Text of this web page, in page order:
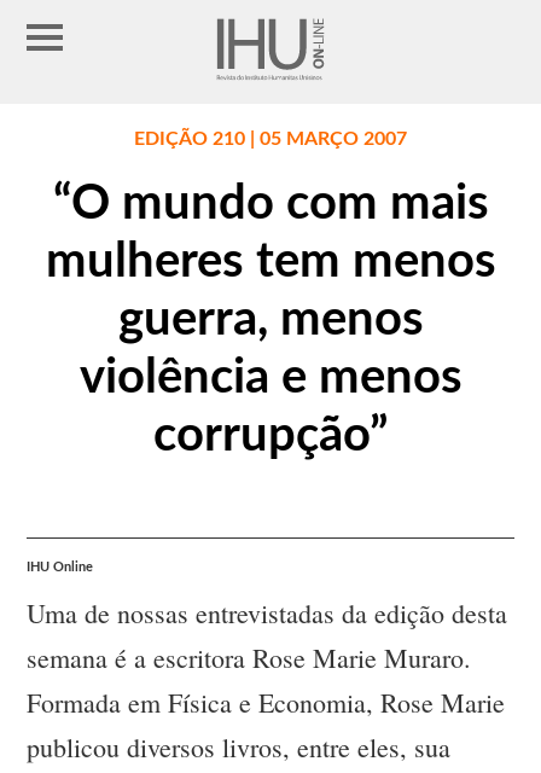
EDIÇÃO 210 | 05 MARÇO 2007
“O mundo com mais
mulheres tem menos
guerra, menos
violência e menos
corrupção”
IHU Online
Uma de nossas entrevistadas da edição desta
semana é a escritora Rose Marie Muraro.
Formada em Física e Economia, Rose Marie
publicou diversos livros, entre eles, sua